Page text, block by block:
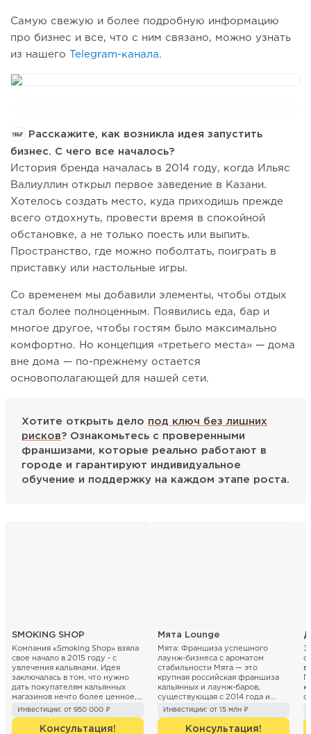
Самую свежую и более подробную информацию
про бизнес и все, что с ним связано, можно узнать
из нашего
Telegram-канала.
Расскажите, как возникла идея запустить
бизнес. С чего все началось?
История бренда началась в 2014 году, когда Ильяс
Валиуллин открыл первое заведение в Казани.
Хотелось создать место, куда приходишь прежде
всего отдохнуть, провести время в спокойной
обстановке, а не только поесть или выпить.
Пространство, где можно поболтать, поиграть в
приставку или настольные игры.
Со временем мы добавили элементы, чтобы отдых
стал более полноценным. Появились еда, бар и
многое другое, чтобы гостям было максимально
комфортно. Но концепция «третьего места» — дома
вне дома — по-прежнему остается
основополагающей для нашей сети.
Хотите открыть дело под ключ без лишних
рисков? Ознакомьтесь с проверенными
франшизами, которые реально работают в
городе и гарантируют индивидуальное
обучение и поддержку на каждом этапе роста.
SMOKING SHOP
Компания «Smoking Shop» взяла
свое начало в 2015 году - с
увлечения кальянами. Идея
заключалась в том, что нужно
дать покупателям кальянных
магазинов нечто более ценное,
чем просто покупку...
Инвестиции: от 950 000 ₽
Консультация!
Мята Lounge
Мята: Франшиза успешного
лаунж-бизнеса с ароматом
стабильности Мята — это
крупная российская франшиза
кальянных и лаунж-баров,
существующая с 2014 года и
насчитывающая более 280
заведений в 1...
Инвестиции: от 15 млн ₽
Консультация!